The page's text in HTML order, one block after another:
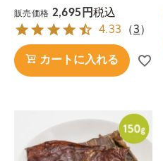
販売価格 2,695 税込
4.33 （3）
カートに入れる